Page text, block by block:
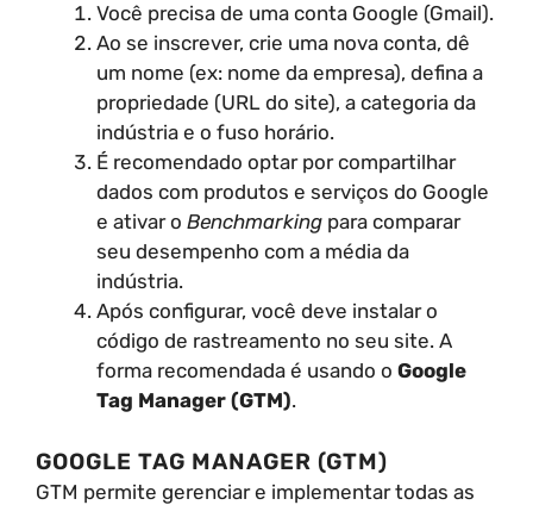
Você precisa de uma conta Google (Gmail).
Ao se inscrever, crie uma nova conta, dê
um nome (ex: nome da empresa), defina a
propriedade (URL do site), a categoria da
indústria e o fuso horário.
É recomendado optar por compartilhar
dados com produtos e serviços do Google
e ativar o Benchmarking para comparar
seu desempenho com a média da
indústria.
Após configurar, você deve instalar o
código de rastreamento no seu site. A
forma recomendada é usando o Google
Tag Manager (GTM).
GOOGLE TAG MANAGER (GTM)
GTM permite gerenciar e implementar todas as